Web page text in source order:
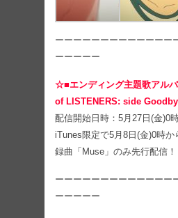
ーーーーーーーーーーーーー
ーーーーー
☆■エンディング主題歌アル
of LISTENERS: side
配信開始日時：5月27日(金)0
iTunes限定で5月8日(金)0時か
録曲「Muse」のみ先行配信！
ーーーーーーーーーーーーー
ーーーーー